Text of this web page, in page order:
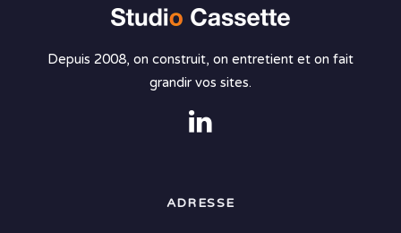
Depuis 2008, on construit, on entretient et on fait
grandir vos sites.
ADRESSE